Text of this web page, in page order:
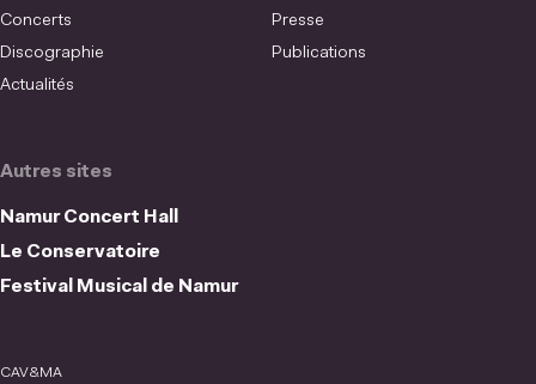
Autres sites
Namur Concert Hall
Le Conservatoire
Festival Musical de Namur
Concerts
Presse
Discographie
Publications
Actualités
CAV&MA